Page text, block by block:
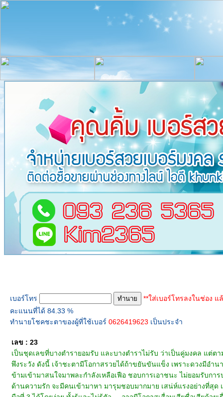
เบอร์โทร
**ใส่เบอร์โทรลงในช่อง แ
คะแนนที่ได้ 84.33 %
ทำนายโชคชะตาของผู้ที่ใช้เบอร์ 0626419623 เป็นประจำ
เลข : 23
เป็นชุดเลขที่บางตำรายอมรับ และบางตำราไม่รับ ว่าเป็นคู่มงคล แต่
พึงระวัง ดังนี้ เจ้าชะตามีโอกาสรวยได้ถ้าขยันขันแข็ง เพราะดวงมีอำ
ข้ามเข้ามาสนใจมาพละกำลังเหลือเฟือ ชอบการเอาชนะ ไม่ยอมรับก
ด้านความรัก จะมีคนเข้ามาหา มารุมชอบมากมาย เสน่ห์แรงอย่างที่สุด